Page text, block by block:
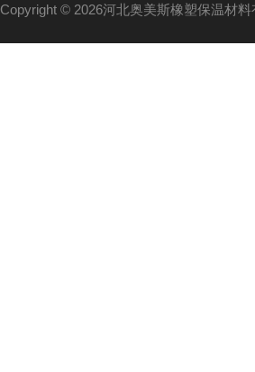
Copyright © 2026河北奥美斯橡塑保温材